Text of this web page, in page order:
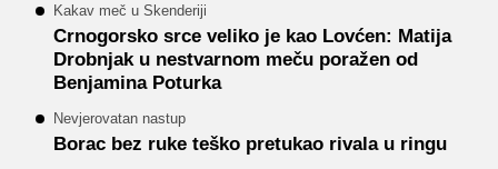
Kakav meč u Skenderiji
Crnogorsko srce veliko je kao Lovćen: Matija
Drobnjak u nestvarnom meču poražen od
Benjamina Poturka
Nevjerovatan nastup
Borac bez ruke teško pretukao rivala u ringu